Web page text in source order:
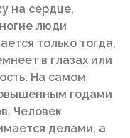
на сердце,
люди
только тогда,
в глазах или
На самом
годами
Человек
делами, а